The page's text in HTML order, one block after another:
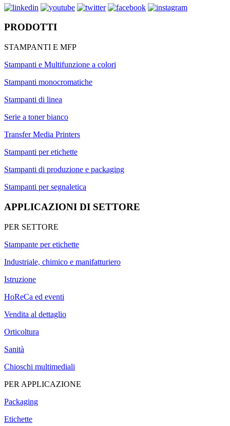
PRODOTTI
STAMPANTI E MFP
Stampanti e Multifunzione a colori
Stampanti monocromatiche
Stampanti di linea
Serie a toner bianco
Transfer Media Printers
Stampanti per etichette
Stampanti di produzione e packaging
Stampanti per segnaletica
APPLICAZIONI DI SETTORE
PER SETTORE
Stampante per etichette
Industriale, chimico e manifatturiero
Istruzione
HoReCa ed eventi
Vendita al dettaglio
Orticoltura
Sanità
Chioschi multimediali
PER APPLICAZIONE
Packaging
Etichette